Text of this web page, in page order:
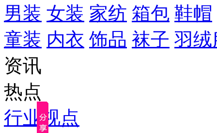
男装 女装 家纺 箱包 鞋帽
童装 内衣 饰品 袜子 羽绒
资讯
热点
行业视点